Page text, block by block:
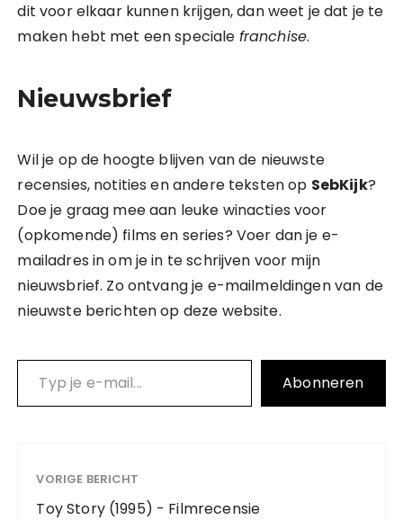
dit voor elkaar kunnen krijgen, dan weet je dat je te
maken hebt met een speciale franchise.
Nieuwsbrief
Wil je op de hoogte blijven van de nieuwste
recensies, notities en andere teksten op SebKijk?
Doe je graag mee aan leuke winacties voor
(opkomende) films en series? Voer dan je e-
mailadres in om je in te schrijven voor mijn
nieuwsbrief. Zo ontvang je e-mailmeldingen van de
nieuwste berichten op deze website.
Typ je e-mail…
Abonneren
VORIGE BERICHT
Toy Story (1995) - Filmrecensie